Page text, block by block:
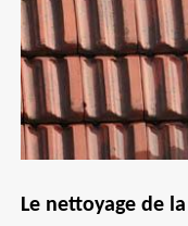
Le nettoyage de